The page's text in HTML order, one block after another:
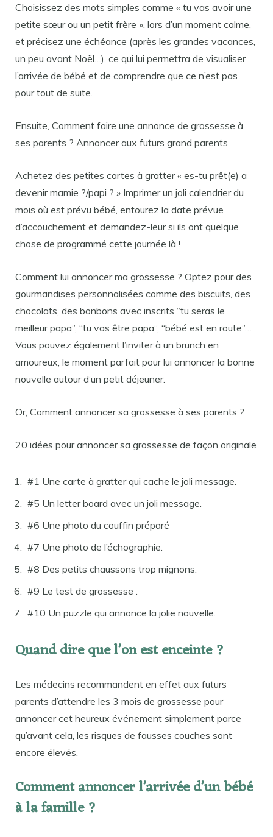
Choisissez des mots simples comme « tu vas avoir une
petite sœur ou un petit frère », lors d’un moment calme,
et précisez une échéance (après les grandes vacances,
un peu avant Noël…), ce qui lui permettra de visualiser
l’arrivée de bébé et de comprendre que ce n’est pas
pour tout de suite.
Ensuite, Comment faire une annonce de grossesse à
ses parents ? Annoncer aux futurs grand parents
Achetez des petites cartes à gratter « es-tu prêt(e) a
devenir mamie ?/papi ? » Imprimer un joli calendrier du
mois où est prévu bébé, entourez la date prévue
d’accouchement et demandez-leur si ils ont quelque
chose de programmé cette journée là !
Comment lui annoncer ma grossesse ? Optez pour des
gourmandises personnalisées comme des biscuits, des
chocolats, des bonbons avec inscrits “tu seras le
meilleur papa”, “tu vas être papa”, “bébé est en route”…
Vous pouvez également l’inviter à un brunch en
amoureux, le moment parfait pour lui annoncer la bonne
nouvelle autour d’un petit déjeuner.
Or, Comment annoncer sa grossesse à ses parents ?
20 idées pour annoncer sa grossesse de façon originale
#1 Une carte à gratter qui cache le joli message.
#5 Un letter board avec un joli message.
#6 Une photo du couffin préparé
#7 Une photo de l’échographie.
#8 Des petits chaussons trop mignons.
#9 Le test de grossesse .
#10 Un puzzle qui annonce la jolie nouvelle.
Quand dire que l’on est enceinte ?
Les médecins recommandent en effet aux futurs
parents d’attendre les 3 mois de grossesse pour
annoncer cet heureux événement simplement parce
qu’avant cela, les risques de fausses couches sont
encore élevés.
Comment annoncer l’arrivée d’un bébé
à la famille ?